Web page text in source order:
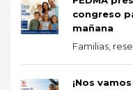
congreso
mañana
Familias,
¡Nos